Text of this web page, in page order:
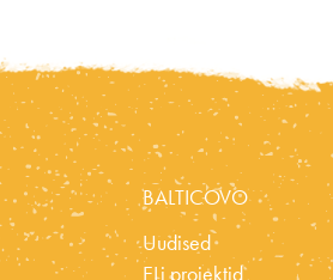
BALTICOVO
Uudised
ELi projektid